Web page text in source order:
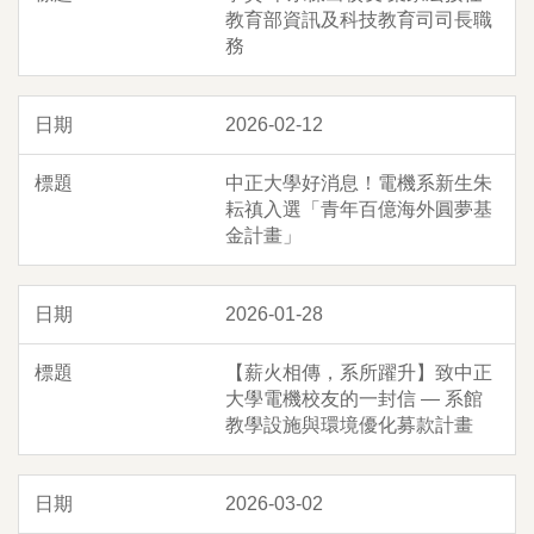
教育部資訊及科技教育司司長職
務
2026-02-12
中正大學好消息！電機系新生朱
耘禛入選「青年百億海外圓夢基
金計畫」
2026-01-28
【薪火相傳，系所躍升】致中正
大學電機校友的一封信 — 系館
教學設施與環境優化募款計畫
2026-03-02